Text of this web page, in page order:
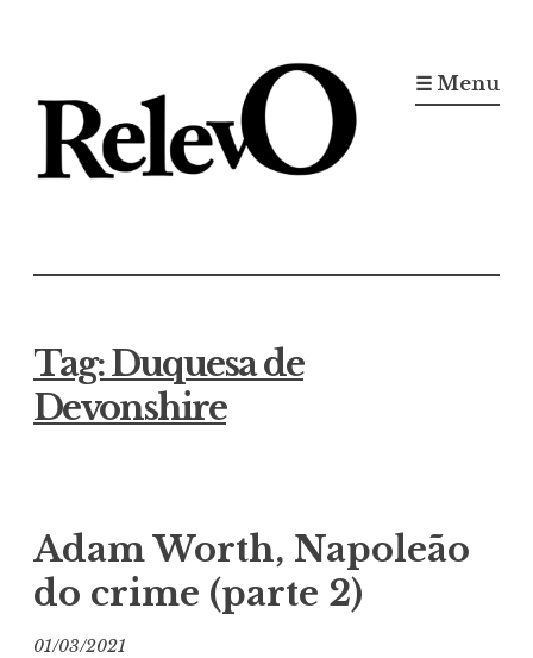
conteúdo
☰ Menu
Tag:Duquesa de
Devonshire
Adam Worth, Napoleão
do crime (parte 2)
01/03/2021